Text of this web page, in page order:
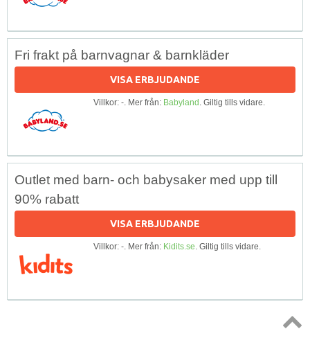
Fri frakt på barnvagnar & barnkläder
VISA ERBJUDANDE
Villkor: -. Mer från: Babyland. Giltig tills vidare.
Outlet med barn- och babysaker med upp till
90% rabatt
VISA ERBJUDANDE
Villkor: -. Mer från: Kidits.se. Giltig tills vidare.